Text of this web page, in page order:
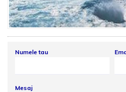
Numele tau
Mesaj